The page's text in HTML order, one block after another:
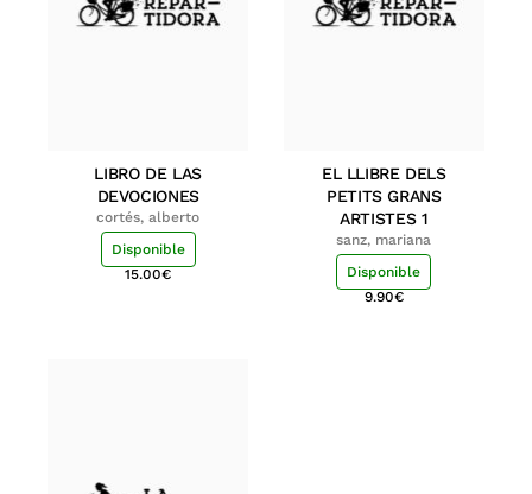
LIBRO DE LAS
DEVOCIONES
cortés, alberto
Disponible
15.00€
EL LLIBRE DELS
PETITS GRANS
ARTISTES 1
sanz, mariana
Disponible
9.90€